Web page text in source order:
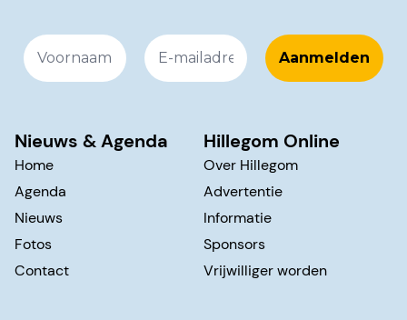
Nieuws & Agenda
Home
Agenda
Nieuws
Fotos
Contact
Hillegom Online
Over Hillegom
Advertentie
Informatie
Sponsors
Vrijwilliger worden